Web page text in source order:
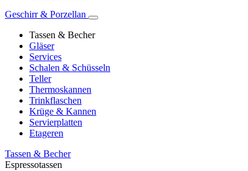
Geschirr & Porzellan
Tassen & Becher
Gläser
Services
Schalen & Schüsseln
Teller
Thermoskannen
Trinkflaschen
Krüge & Kannen
Servierplatten
Etageren
Tassen & Becher
Espressotassen